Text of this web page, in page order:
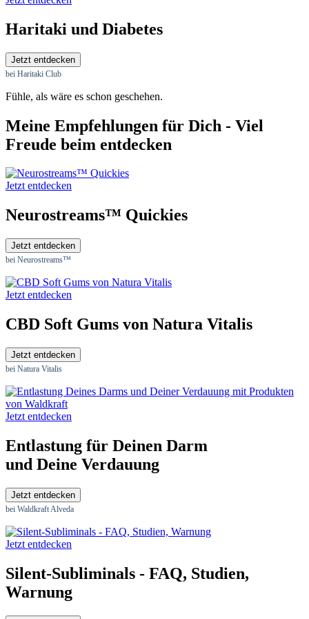
Haritaki und Diabetes
Jetzt entdecken
bei Haritaki Club
Fühle, als wäre es schon geschehen.
Meine Empfehlungen für Dich - Viel
Freude beim entdecken
Jetzt entdecken
Neurostreams™ Quickies
Jetzt entdecken
bei Neurostreams™
Jetzt entdecken
CBD Soft Gums von Natura Vitalis
Jetzt entdecken
bei Natura Vitalis
Jetzt entdecken
Entlastung für Deinen Darm
und Deine Verdauung
Jetzt entdecken
bei Waldkraft Alveda
Jetzt entdecken
Silent-Subliminals - FAQ, Studien,
Warnung